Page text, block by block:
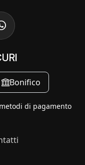
Bonifico
di pagamento